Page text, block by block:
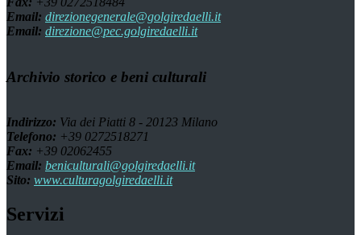
Email: direzionegenerale@golgiredaelli.it
Email: direzione@pec.golgiredaelli.it
Archivio storico e beni culturali
Indirizzo: Via dei Piatti 8 - 20123 Milano
Telefono: +39 0272518271
Fax: +39 02062455
Email: beniculturali@golgiredaelli.it
Sito: www.culturagolgiredaelli.it
Servizi